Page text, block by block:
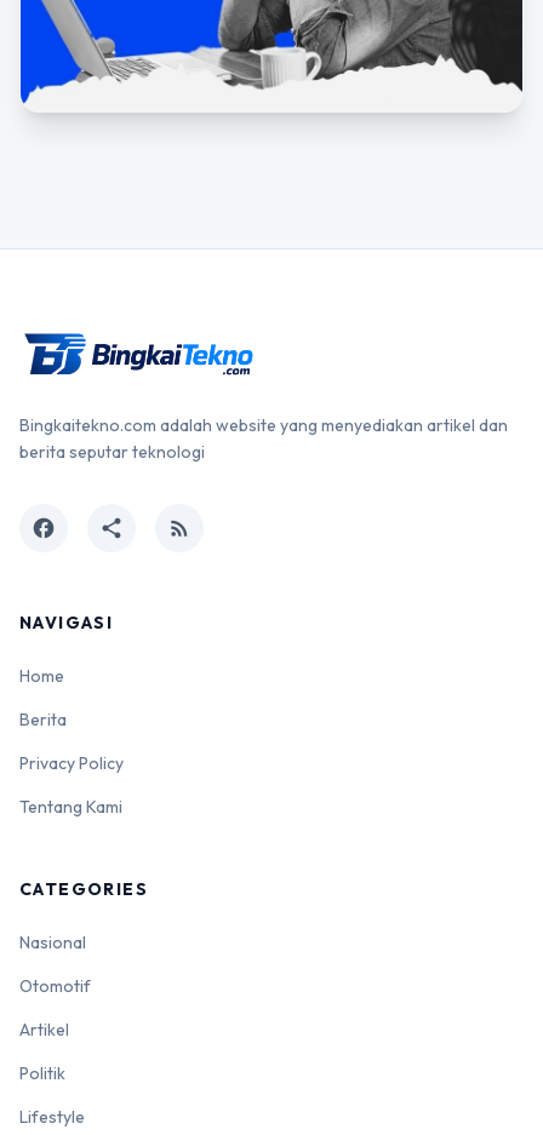
Bingkaitekno.com adalah website yang menyediakan artikel dan
berita seputar teknologi
facebook share rss_feed
NAVIGASI
Home
Berita
Privacy Policy
Tentang Kami
CATEGORIES
Nasional
Otomotif
Artikel
Politik
Lifestyle